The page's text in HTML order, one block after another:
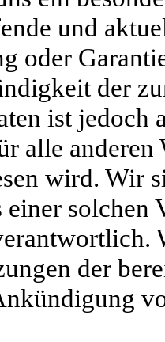
und
oder
der
ist jedoch
alle
wird. Wir
einer solchen
der